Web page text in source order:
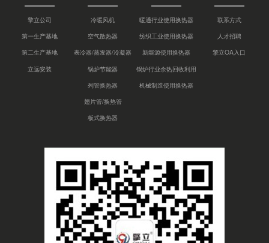
擎立公司
第一生产基地
第二生产基地
立远安装
冷暖风机
空气散热器
表冷器/蒸发器/冷凝器
锅炉节能器
列管换热器
翅片管/换热管
板式换热器
暖通行业使用换热器
纺织工业使用换热器
新能源使用换热器
锅炉行业余热回收利用
机械制造使用换热器
联系方式
人才招聘
擎立OA入口